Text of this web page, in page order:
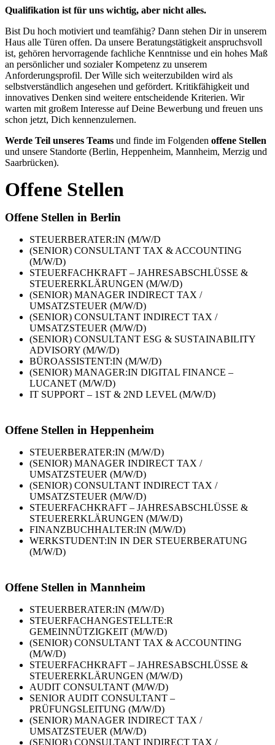
Qualifikation ist für uns wichtig, aber nicht alles.
Bist Du hoch motiviert und teamfähig? Dann stehen Dir in unserem
Haus alle Türen offen. Da unsere Beratungstätigkeit anspruchsvoll
ist, gehören hervorragende fachliche Kenntnisse und ein hohes Maß
an persönlicher und sozialer Kompetenz zu unserem
Anforderungsprofil. Der Wille sich weiterzubilden wird als
selbstverständlich angesehen und gefördert. Kritikfähigkeit und
innovatives Denken sind weitere entscheidende Kriterien. Wir
warten mit großem Interesse auf Deine Bewerbung und freuen uns
schon jetzt, Dich kennenzulernen.
Werde Teil unseres Teams und finde im Folgenden offene Stellen
und unsere Standorte (Berlin, Heppenheim, Mannheim, Merzig und
Saarbrücken).
Offene Stellen
Offene Stellen in Berlin
STEUERBERATER:IN (M/W/D
(SENIOR) CONSULTANT TAX & ACCOUNTING
(M/W/D)
STEUERFACHKRAFT – JAHRESABSCHLÜSSE &
STEUERERKLÄRUNGEN (M/W/D)
(SENIOR) MANAGER INDIRECT TAX /
UMSATZSTEUER (M/W/D)
(SENIOR) CONSULTANT INDIRECT TAX /
UMSATZSTEUER (M/W/D)
(SENIOR) CONSULTANT ESG & SUSTAINABILITY
ADVISORY (M/W/D)
BÜROASSISTENT:IN (M/W/D)
(SENIOR) MANAGER:IN DIGITAL FINANCE –
LUCANET (M/W/D)
IT SUPPORT – 1ST & 2ND LEVEL (M/W/D)
Offene Stellen in Heppenheim
STEUERBERATER:IN (M/W/D)
(SENIOR) MANAGER INDIRECT TAX /
UMSATZSTEUER (M/W/D)
(SENIOR) CONSULTANT INDIRECT TAX /
UMSATZSTEUER (M/W/D)
STEUERFACHKRAFT – JAHRESABSCHLÜSSE &
STEUERERKLÄRUNGEN (M/W/D)
FINANZBUCHHALTER:IN (M/W/D)
WERKSTUDENT:IN IN DER STEUERBERATUNG
(M/W/D)
Offene Stellen in Mannheim
STEUERBERATER:IN (M/W/D)
STEUERFACHANGESTELLTE:R
GEMEINNÜTZIGKEIT (M/W/D)
(SENIOR) CONSULTANT TAX & ACCOUNTING
(M/W/D)
STEUERFACHKRAFT – JAHRESABSCHLÜSSE &
STEUERERKLÄRUNGEN (M/W/D)
AUDIT CONSULTANT (M/W/D)
SENIOR AUDIT CONSULTANT –
PRÜFUNGSLEITUNG (M/W/D)
(SENIOR) MANAGER INDIRECT TAX /
UMSATZSTEUER (M/W/D)
(SENIOR) CONSULTANT INDIRECT TAX /